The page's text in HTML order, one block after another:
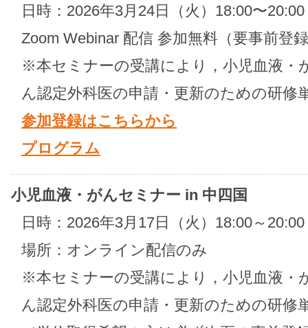
日時：2026年3月24日（火）18:00〜20:00
Zoom Webinar 配信 参加無料（要事前登
※本セミナーの受講により，小児血液・
ん認定外科医の申請・更新のための研修
参加登録はこちらから
プログラム
小児血液・がんセミナー in 中四国
日時：2026年3月17日（火）18:00～20:00
場所：オンライン配信のみ
※本セミナーの受講により，小児血液・
ん認定外科医の申請・更新のための研修